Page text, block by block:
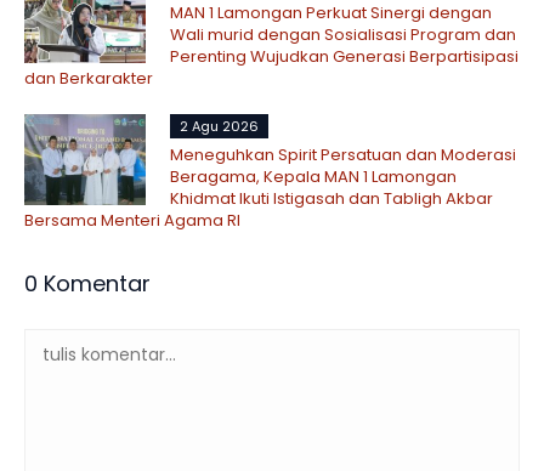
MAN 1 Lamongan Perkuat Sinergi dengan
Wali murid dengan Sosialisasi Program dan
Perenting Wujudkan Generasi Berpartisipasi
dan Berkarakter
2 Agu 2026
Meneguhkan Spirit Persatuan dan Moderasi
Beragama, Kepala MAN 1 Lamongan
Khidmat Ikuti Istigasah dan Tabligh Akbar
Bersama Menteri Agama RI
0 Komentar